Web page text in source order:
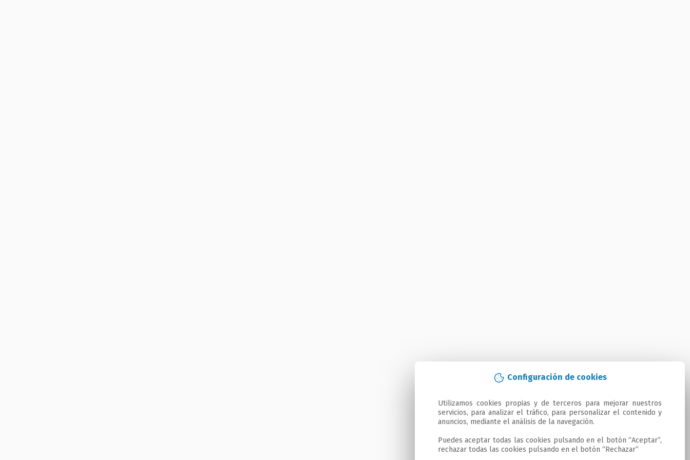
Configuración de cookies
Utilizamos cookies propias y de terceros para mejorar nuestros
servicios, para analizar el tráfico, para personalizar el contenido y
anuncios, mediante el análisis de la navegación.
Puedes aceptar todas las cookies pulsando en el botón “Aceptar”,
rechazar todas las cookies pulsando en el botón “Rechazar”